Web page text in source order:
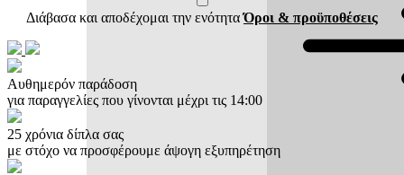
Διάβασα και αποδέχομαι την ενότηταΌροι & προϋποθέσεις
Αυθημερόν παράδοση
για παραγγελίες που γίνονται μέχρι τις 14:00
25 χρόνια δίπλα σας
με στόχο να προσφέρουμε άψογη εξυπηρέτηση